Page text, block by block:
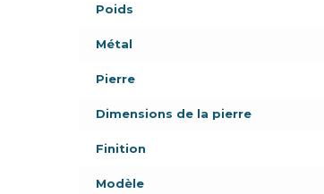
Poids
Métal
Pierre
Dimensions de la pierre
Finition
Modèle